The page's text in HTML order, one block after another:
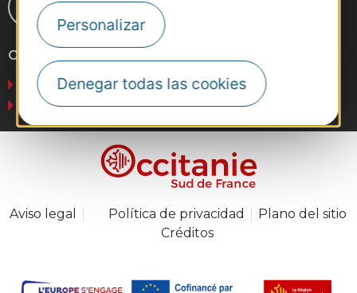
Personalizar
Denegar todas las cookies
Otros sitios web
Negocios
Prensa
Aviso legal Política de privacidad
Plano del sitio
Créditos